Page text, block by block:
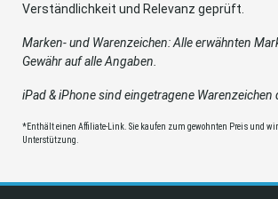
Verständlichkeit und Relevanz geprüft.
Marken- und Warenzeichen: Alle erwähnten
Gewähr auf alle Angaben.
iPad & iPhone sind eingetragene
*Enthält einen Affiliate-Link. Sie kaufen zum gewohnten Preis und
Unterstützung.